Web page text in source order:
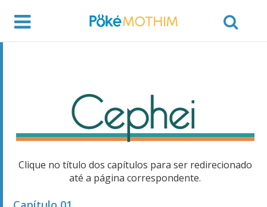
Clique no título dos capítulos para ser redirecionado
até a página correspondente.